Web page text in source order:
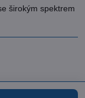
širokým spektrem